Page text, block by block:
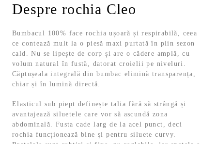
Despre rochia Cleo
Bumbacul 100% face rochia ușoară și respirabilă, ceea
ce contează mult la o piesă maxi purtată în plin sezon
cald. Nu se lipește de corp și are o cădere amplă, cu
volum natural în fustă, datorat croielii pe niveluri.
Căptușeala integrală din bumbac elimină transparența,
chiar și în lumină directă.
Elasticul sub piept definește talia fără să strângă și
avantajează siluetele care vor să ascundă zona
abdominală. Fusta cade larg de la acel punct, deci
rochia funcționează bine și pentru siluete curvy.